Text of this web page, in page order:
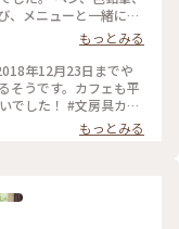
メニューと一緒に落
筆が置いてあります。
えは意外と面白グッズ
ん本も揃っているの
ほうじ茶クレームブ
のでちょっと混み合
構しているみたいです
#アニメコラボ
もっとみる
年12月23日までや
そうです。カフェも平
文房具カフ
もっとみる